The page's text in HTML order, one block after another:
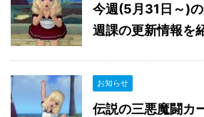
今週(5月31日～)
週課の更新情報を
お知らせ
伝説の三悪魔闘カ